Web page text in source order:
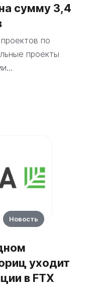
сумму 3,4
по
проекты
уходит
в FTX
Новость